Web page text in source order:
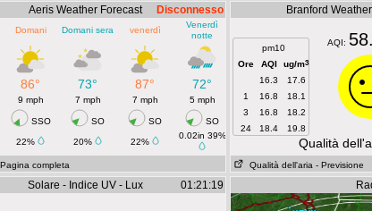
Aeris Weather Forecast Disconnesso
Domani Domani sera venerdì
Venerdì
notte
86° 73° 87° 72°
9 mph 7 mph 7 mph 5 mph
SSO SO SO SO
22% 20% 22%
0.02in 39%
completa
Branford
pm10
Ore
AQI ug/m3
16.3
17.6
1
16.8
18.1
3
16.8
18.2
24
18.4 19.8
AQI:
Qualità
Qualità dell'aria - Previsione
Solare - Indice UV - Lux 01:21:19